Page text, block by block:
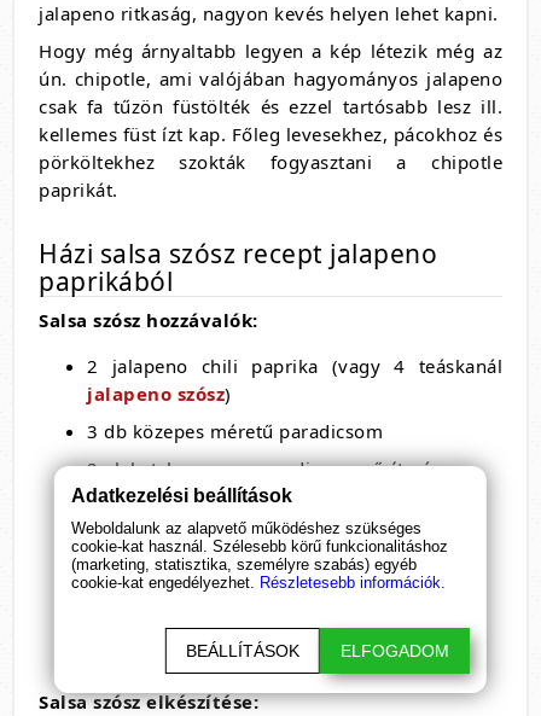
jalapeno ritkaság, nagyon kevés helyen lehet kapni.
Hogy még árnyaltabb legyen a kép létezik még az
ún. chipotle, ami valójában hagyományos jalapeno
csak fa tűzön füstölték és ezzel tartósabb lesz ill.
kellemes füst ízt kap. Főleg levesekhez, pácokhoz és
pörköltekhez szokták fogyasztani a chipotle
paprikát.
Házi salsa szósz recept jalapeno
paprikából
Salsa szósz hozzávalók:
2 jalapeno chili paprika (vagy 4 teáskanál
jalapeno szósz)
3 db közepes méretű paradicsom
2 ek ketchup vagy paradicsom sűrítmény
fél fej vöröshagyma
1 lime leve
só, bors, kaukkfű, koriander
1/2 teáskanál akác méz
Salsa szósz elkészítése:
Adatkezelési beállítások
Weboldalunk az alapvető működéshez szükséges
cookie-kat használ. Szélesebb körű funkcionalitáshoz
(marketing, statisztika, személyre szabás) egyéb
cookie-kat engedélyezhet. Részletesebb információk.
BEÁLLÍTÁSOK ELFOGADOM